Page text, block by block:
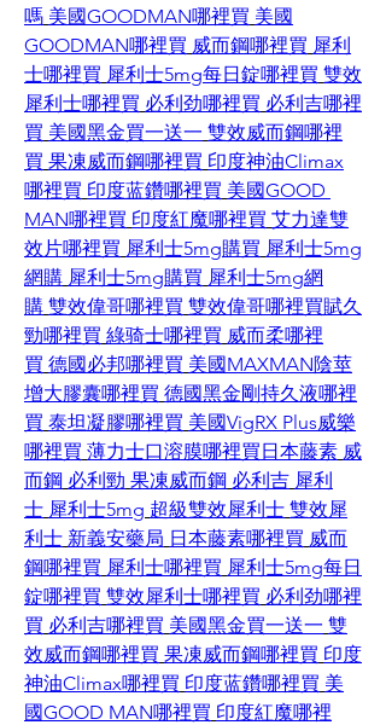
嗎 美國GOODMAN哪裡買 美國
GOODMAN哪裡買 威而鋼哪裡買 犀利
士哪裡買 犀利士5mg每日錠哪裡買 雙效
犀利士哪裡買 必利劲哪裡買 必利吉哪裡
買 美國黑金買一送一 雙效威而鋼哪裡
買 果凍威而鋼哪裡買 印度神油Climax
哪裡買 印度蓝鑽哪裡買 美國GOOD
MAN哪裡買 印度紅魔哪裡買 艾力達雙
效片哪裡買 犀利士5mg購買 犀利士5mg
網購 犀利士5mg購買 犀利士5mg網
購 雙效偉哥哪裡買 雙效偉哥哪裡買賦久
勁哪裡買 綠骑士哪裡買 威而柔哪裡
買 德國必邦哪裡買 美國MAXMAN陰莖
增大膠囊哪裡買 德國黑金剛持久液哪裡
買 泰坦凝膠哪裡買 美國VigRX Plus威樂
哪裡買 薄力士口溶膜哪裡買日本藤素 威
而鋼 必利勁 果凍威而鋼 必利吉 犀利
士 犀利士5mg 超級雙效犀利士 雙效犀
利士 新義安藥局 日本藤素哪裡買 威而
鋼哪裡買 犀利士哪裡買 犀利士5mg每日
錠哪裡買 雙效犀利士哪裡買 必利劲哪裡
買 必利吉哪裡買 美國黑金買一送一 雙
效威而鋼哪裡買 果凍威而鋼哪裡買 印度
神油Climax哪裡買 印度蓝鑽哪裡買 美
國GOOD MAN哪裡買 印度紅魔哪裡